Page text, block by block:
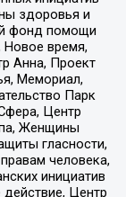
здоровья и
фонд помощи
время,
Анна, Проект
Мемориал,
Парк
Центр
Женщины
гласности,
человека,
инициатив
Центр